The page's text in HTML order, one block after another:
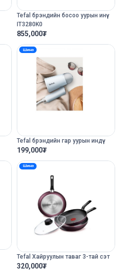
Tefal брэндийн босоо уурын инүү
IT3280K0
855,000₮
Шинэ
Tefal брэндийн гар уурын индүү
199,000₮
Шинэ
Tefal Хайруулын таваг 3-тай сэт
320,000₮